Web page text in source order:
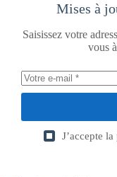
Mises à
Saisissez votre
vous
J’accepte la